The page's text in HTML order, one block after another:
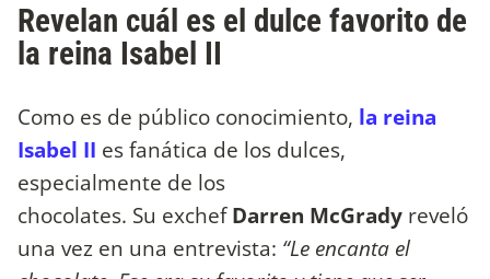
Revelan cuál es el dulce favorito de
la reina Isabel II
Como es de público conocimiento, la reina
Isabel II es fanática de los dulces,
especialmente de los
chocolates. Su exchefDarren McGrady reveló
una vez en una entrevista: “Le encanta el